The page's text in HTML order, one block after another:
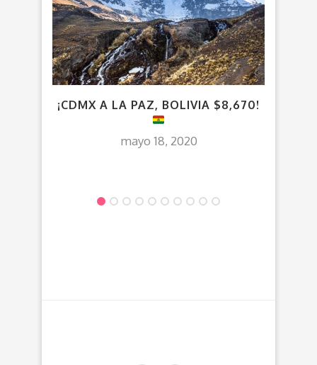
¡CDMX A LA PAZ, BOLIVIA $8,670!
mayo 18, 2020